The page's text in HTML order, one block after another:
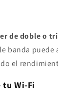
de doble o
banda
el
tu Wi-Fi